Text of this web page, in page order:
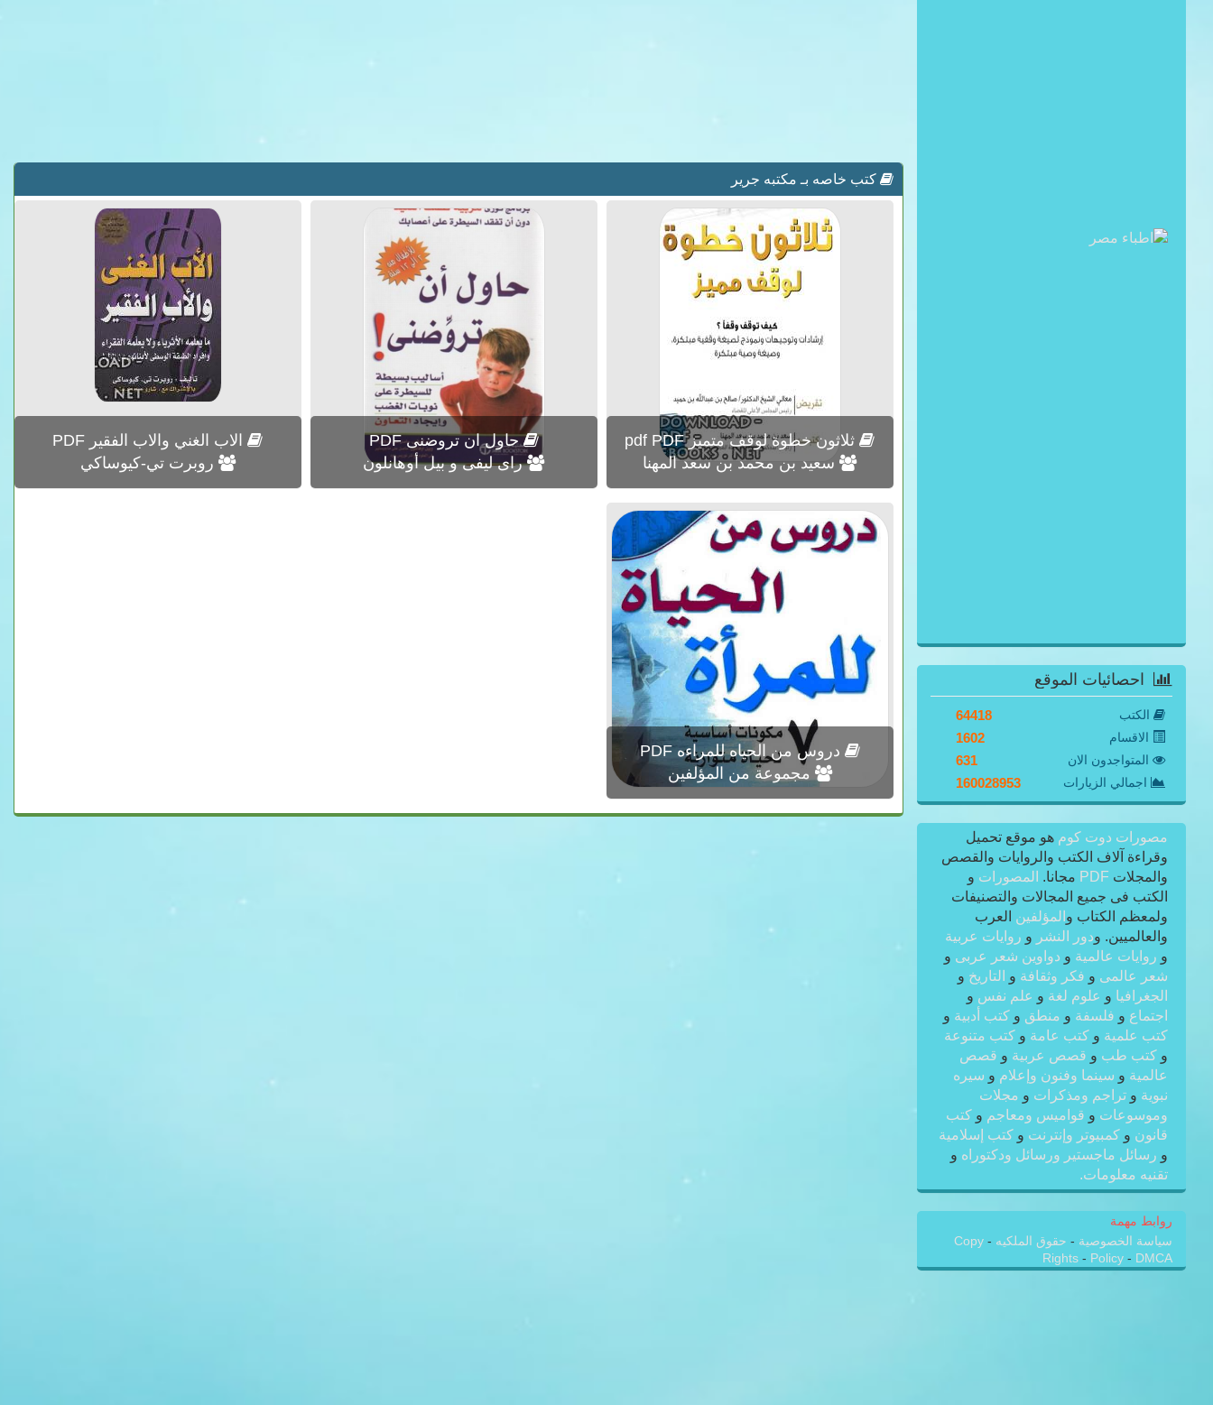
كتب خاصه بـ مكتبه جرير
ثلاثون خطوة لوقف متميز pdf PDF
سعيد بن محمد بن سعد المهنا
حاول ان تروضنى PDF
راى ليفى و بيل أوهانلون
الاب الغني والاب الفقير PDF
روبرت تي-كيوساكي
دروس من الحياه للمراءه PDF
مجموعة من المؤلفين
احصائيات الموقع
الكتب 64418
الاقسام 1602
المتواجدون الان 631
اجمالي الزيارات 160028953
مصورات دوت كوم هو موقع تحميل
وقراءة آلاف الكتب والروايات والقصص
والمجلات PDF مجانا. المصورات و
الكتب فى جميع المجالات والتصنيفات
ولمعظم الكتاب و المؤلفين العرب
والعالميين. ودور النشر و روايات عربية
و روايات عالمية و دواوين شعر عربى و
شعر عالمى و فكر وثقافة و التاريخ و
الجغرافيا و علوم لغة و علم نفس و
اجتماع و فلسفة و منطق و كتب أدبية و
كتب علمية و كتب عامة و كتب متنوعة
و كتب طب و قصص عربية و قصص
عالمية و سينما وفنون وإعلام و سيره
نبوية و تراجم ومذكرات و مجلات
وموسوعات و قواميس ومعاجم و كتب
قانون و كمبيوتر وإنترنت و كتب إسلامية
و رسائل ماجستير ورسائل ودكتوراه و
تقنيه معلومات.
روابط مهمة
سياسة الخصوصية - حقوق الملكيه -
Copy
Rights - Policy - DMCA